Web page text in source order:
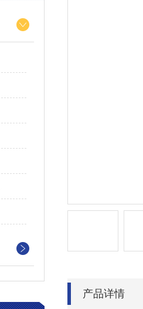
产品详情